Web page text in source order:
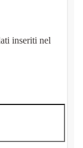
inseriti nel